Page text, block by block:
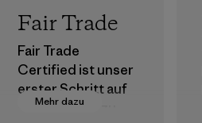
Mehr dazu
Fair Trade
Fair Trade
Certified ist unser
erster Schritt auf
dem Pfad hin zu